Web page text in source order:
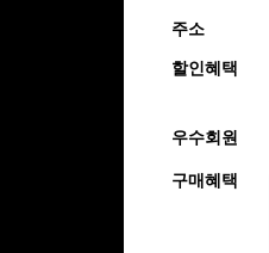
주소
할인혜택
우수회원
구매혜택